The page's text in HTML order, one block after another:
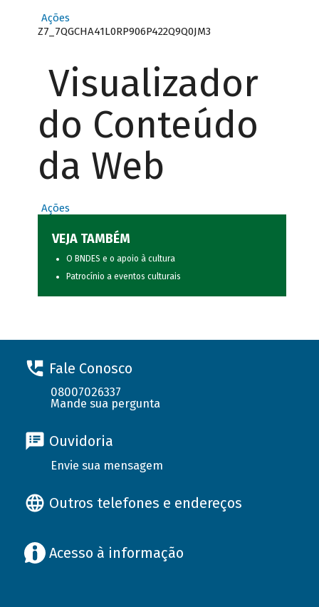
Ações
Z7_7QGCHA41L0RP906P422Q9Q0JM3
Visualizador
do Conteúdo
da Web
Ações
VEJA TAMBÉM
O BNDES e o apoio à cultura
Patrocínio a eventos culturais
Fale Conosco
08007026337
Mande sua pergunta
Ouvidoria
Envie sua mensagem
Outros telefones e endereços
Acesso à informação